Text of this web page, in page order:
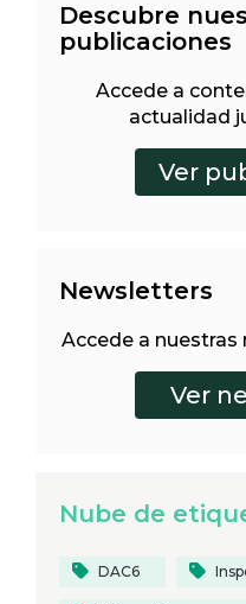
Descubre
publicaciones
Accede a
actualidad
Newsletters
Accede a
Nube de
DAC6